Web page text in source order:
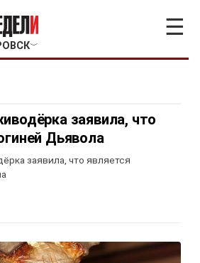
﹀
☰
заявила, что
Дьявола
заявила, что является